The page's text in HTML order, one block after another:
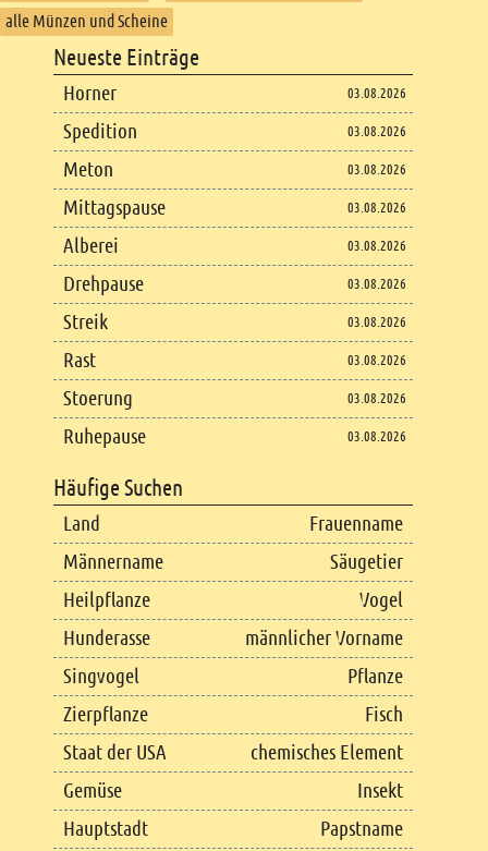
alle Münzen und Scheine
Footer content
Neueste Einträge
Horner 03.08.2026
Spedition 03.08.2026
Meton 03.08.2026
Mittagspause 03.08.2026
Alberei 03.08.2026
Drehpause 03.08.2026
Streik 03.08.2026
Rast 03.08.2026
Stoerung 03.08.2026
Ruhepause 03.08.2026
Häufige Suchen
Land
Frauenname
Männername
Säugetier
Heilpflanze
Vogel
Hunderasse
männlicher Vorname
Singvogel
Pflanze
Zierpflanze
Fisch
Staat der USA
chemisches Element
Gemüse
Insekt
Hauptstadt
Papstname